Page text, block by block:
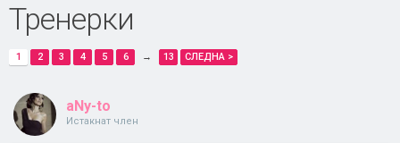
Тренерки
1 2 3 4 5 6 → 13 СЛЕДНА >
aNy-to
Истакнат член